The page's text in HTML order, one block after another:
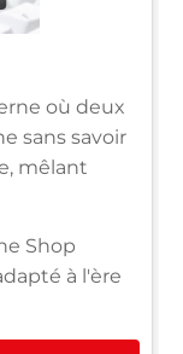
où deux
sans savoir
mêlant
Shop
à l'ère